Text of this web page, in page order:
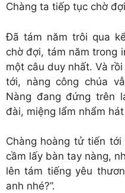
Chàng ta tiếp tục chờ
Đã tám năm trôi qua
chờ đợi, tám năm trong
một câu duy nhất. Và
tới, nàng công chúa
Nàng đang đứng trên
đài, miệng lẩm nhẩm
Chàng hoàng tử tiến
cầm lấy bàn tay nàng,
lên tám tiếng yêu
anh nhé?”.